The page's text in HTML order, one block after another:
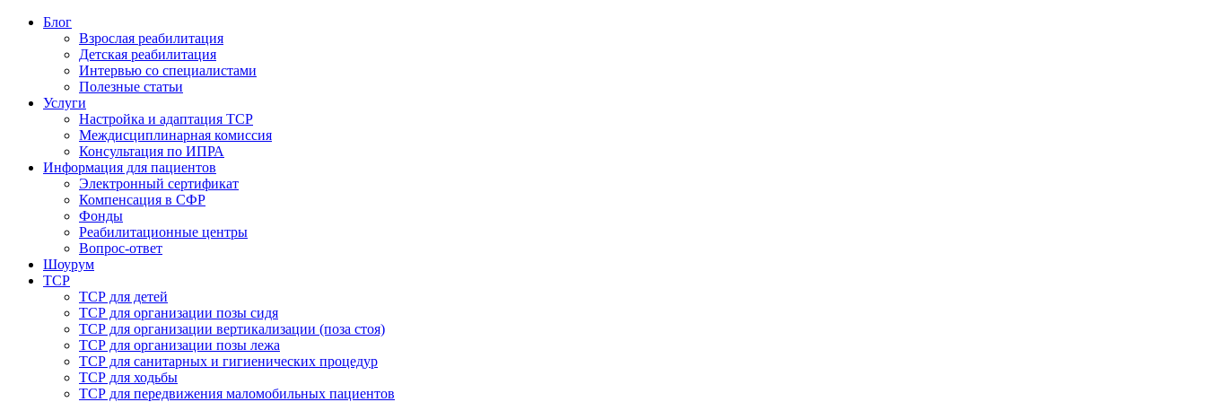
Блог
Взрослая реабилитация
Детская реабилитация
Интервью со специалистами
Полезные статьи
Услуги
Настройка и адаптация ТСР
Междисциплинарная комиссия
Консультация по ИПРА
Информация для пациентов
Электронный сертификат
Компенсация в СФР
Фонды
Реабилитационные центры
Вопрос-ответ
Шоурум
ТСР
ТСР для детей
ТСР для организации позы сидя
ТСР для организации вертикализации (поза стоя)
ТСР для организации позы лежа
ТСР для санитарных и гигиенических процедур
ТСР для ходьбы
ТСР для передвижения маломобильных пациентов